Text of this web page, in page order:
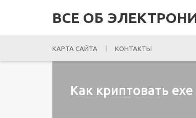
ВСЕ ОБ
КАРТА САЙТА КОНТАКТЫ
Как криптовать